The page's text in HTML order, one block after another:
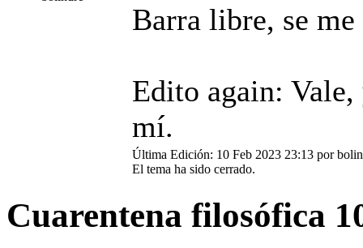
Barra libre, se
Edito again: Vale,
mí.
Última Edición: 10 Feb 2023 23:13 por
El tema ha sido cerrado.
Cuarentena filosófica